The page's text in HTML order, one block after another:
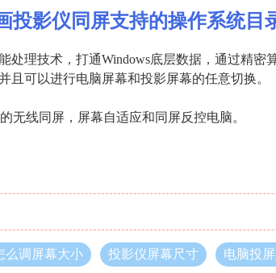
投影仪同屏支持的操作系统目
处理技术，打通Windows底层数据，通过精密
且可以进行电脑屏幕和投影屏幕的任意切换。
无线同屏，屏幕自适应和同屏反控电脑。
么调屏幕大小 投影仪屏幕尺寸 电脑投